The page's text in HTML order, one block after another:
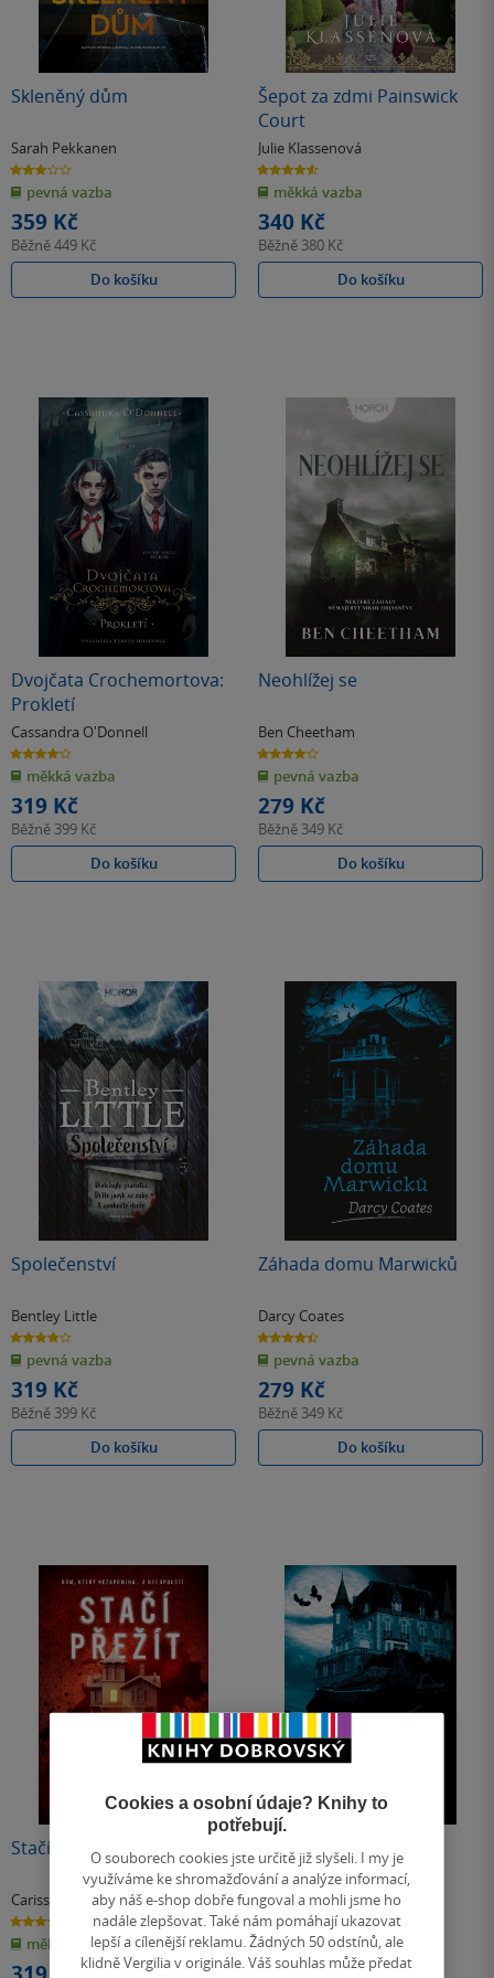
Skleněný dům
Sarah Pekkanen
3.0
z
5
hvězdiček
pevná vazba
359 Kč
Běžně449 Kč
Do košíku
Šepot za zdmi Painswick
Court
Julie Klassenová
4.6
z
5
hvězdiček
měkká vazba
340 Kč
Běžně 380 Kč
Do košíku
Dvojčata Crochemortova:
Prokletí
Cassandra O'Donnell
4.1
z
5
hvězdiček
měkká vazba
319 Kč
Běžně 399 Kč
Do košíku
Neohlížej se
Ben Cheetham
4.0
z
5
hvězdiček
pevná vazba
279 Kč
Běžně 349 Kč
Do košíku
Společenství
Bentley Little
3.9
z
5
hvězdiček
pevná vazba
319 Kč
Běžně 399 Kč
Do košíku
Záhada domu Marwicků
Darcy Coates
4.4
z
5
hvězdiček
pevná vazba
279 Kč
Běžně 349 Kč
Do košíku
Stačí přežít září
Carissa Orlando
4.1
z
5
hvězdiček
měkká vazba
Děs sídla Wake's End
Michelle Paverová
3.6
z
5
hvězdiček
pevná vazba
Cookies a osobní údaje? Knihy to
potřebují.
O souborech cookies jste určitě již slyšeli. I my je
využíváme ke shromažďování a analýze informací,
aby náš e-shop dobře fungoval a mohli jsme ho
nadále zlepšovat. Také nám pomáhají ukazovat
lepší a cílenější reklamu. Žádných 50 odstínů, ale
klidně Vergilia v originále. Váš souhlas může předat